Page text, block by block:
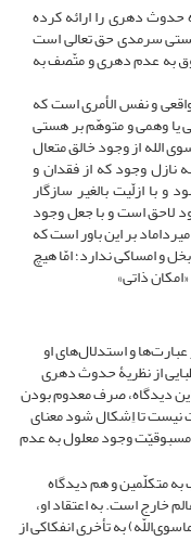
حدوث دهری را ارائه کرده
سرمدی حق تعالی است
به عدم دهری و متّصف به
و نفس الأمری است که
یا وهمی و متوهّم بر هستی
الله از وجود خالق متعال
نازل وجود که از فقدان و
با ازلّیت بالغیر سازگار
لاحق است و با جعل وجود
بر این باور است که
و امساکی ندارد؛ امّا هیچ
ذاتی»
و استدلال‌های او
از نظریۀ حدوث دهری
این دیدگاه، صرف معدوم بودن
نیست تا اِشکال شود معنای
مسبوقیّت وجود معلول به عدم
متکلّمین و هم دیدگاه
خارج است. به اعتقاد او،
به تأخری انفکاکی از